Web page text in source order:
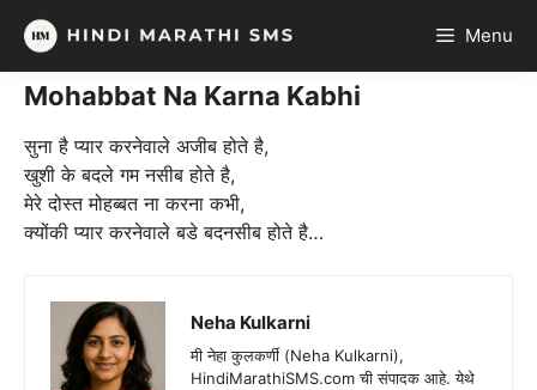
Skip
content
Menu
Mohabbat Na Karna Kabhi
सुना है प्यार करनेवाले अजीब होते है,
खुशी के बदले गम नसीब होते है,
मेरे दोस्त मोहब्बत ना करना कभी,
क्योंकी प्यार करनेवाले बडे बदनसीब होते है…
Neha Kulkarni
मी नेहा कुलकर्णी (Neha Kulkarni),
HindiMarathiSMS.com ची संपादक आहे. येथे